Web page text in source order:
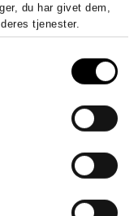
du har givet dem,
tjenester.
krav,